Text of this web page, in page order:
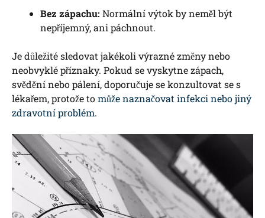
Bez zápachu: Normální výtok by neměl být
nepříjemný, ani páchnout.
Je důležité sledovat jakékoli výrazné změny nebo
neobvyklé příznaky. Pokud se vyskytne zápach,
svědění nebo pálení, doporučuje se konzultovat se s
lékařem, protože tomůže naznačovat infekci nebo jiný
zdravotní problém.